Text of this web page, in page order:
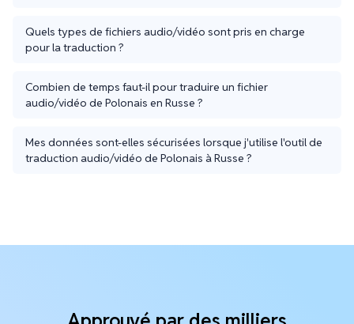
Quels types de fichiers audio/vidéo sont pris en charge
pour la traduction ?
Combien de temps faut-il pour traduire un fichier
audio/vidéo de Polonais en Russe ?
Mes données sont-elles sécurisées lorsque j'utilise l'outil de
traduction audio/vidéo de Polonais à Russe ?